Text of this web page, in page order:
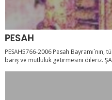
PESAH
PESAH5766-2006 Pesah
barış ve mutluluk getirmesini dileriz.